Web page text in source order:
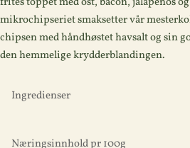
mikrochipseriet smaksetter vår
chipsen med håndhøstet havsalt og sin
den hemmelige krydderblandingen.
Ingredienser
Næringsinnhold pr 100g